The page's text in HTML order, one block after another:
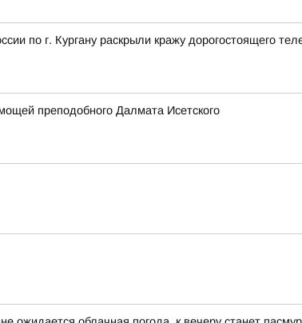
по г. Кургану раскрыли кражу дорогостоящего
преподобного Далмата Исетского